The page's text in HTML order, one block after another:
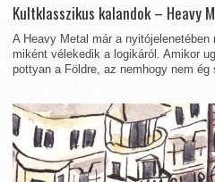
Kultklasszikus kalandok – Heavy
A Heavy Metal már a nyitójelenetében
miként vélekedik a logikáról. Amikor
pottyan a Földre, az nemhogy nem ég